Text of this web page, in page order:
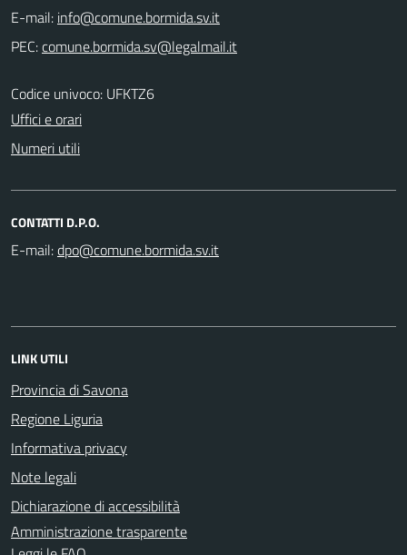
E-mail:
PEC:
Codice univoco: UFKTZ6
Uffici e orari
Numeri utili
CONTATTI D.P.O.
E-mail:
LINK UTILI
Provincia di Savona
Regione Liguria
Informativa privacy
Note legali
Dichiarazione di accessibilità
Amministrazione trasparente